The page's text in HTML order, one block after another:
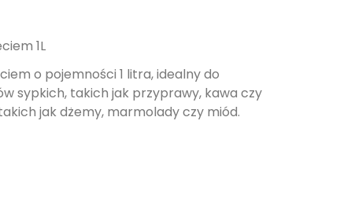
1L
o pojemności 1 litra, idealny do
sypkich, takich jak przyprawy, kawa czy
jak dżemy, marmolady czy miód.